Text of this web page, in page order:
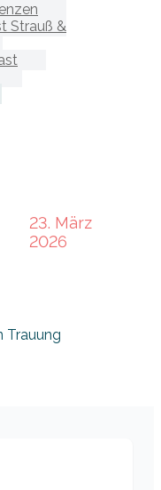
Strauß &
23. März
2026